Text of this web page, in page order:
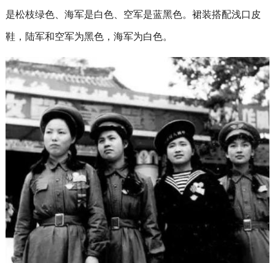
是松枝绿色、海军是白色、空军是蓝黑色。裙装搭配浅口皮
鞋，陆军和空军为黑色，海军为白色。